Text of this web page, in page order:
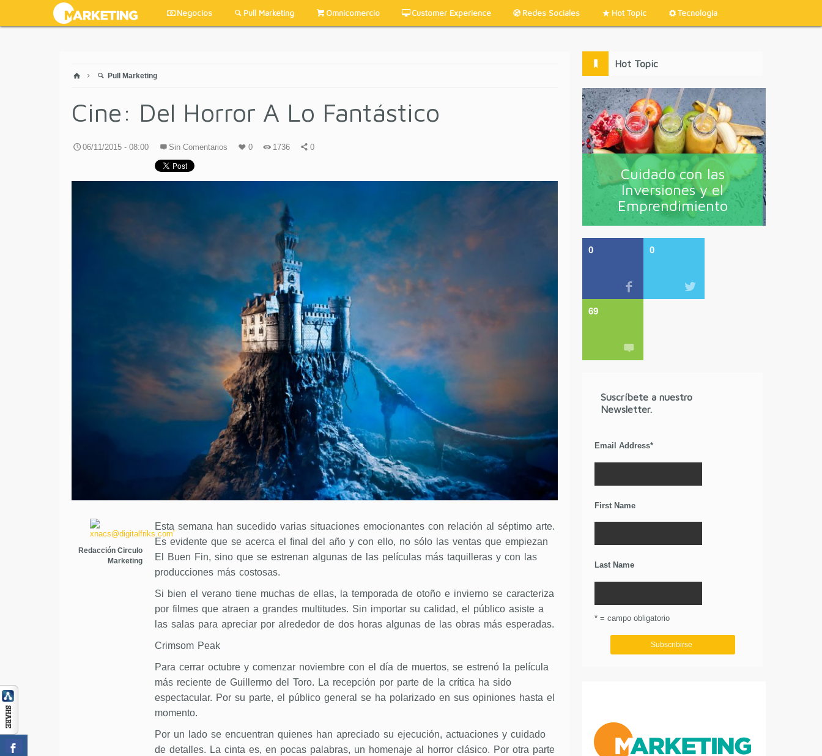
Negocios Pull Marketing Omnicomercio Customer Experience Redes Sociales Hot Topic Tecnología
Pull Marketing
Cine: Del Horror A Lo Fantástico
06/11/2015 - 08:00 Sin Comentarios 0 1736 0
Redacción Circulo
Marketing
Esta semana han sucedido varias situaciones emocionantes con relación al séptimo arte.
Es evidente que se acerca el final del año y con ello, no sólo las ventas que empiezan
El Buen Fin, sino que se estrenan algunas de las películas más taquilleras y con las
producciones más costosas.
Si bien el verano tiene muchas de ellas, la temporada de otoño e invierno se caracteriza
por filmes que atraen a grandes multitudes. Sin importar su calidad, el público asiste a
las salas para apreciar por alrededor de dos horas algunas de las obras más esperadas.
Crimsom Peak
Para cerrar octubre y comenzar noviembre con el día de muertos, se estrenó la película
más reciente de Guillermo del Toro. La recepción por parte de la crítica ha sido
espectacular. Por su parte, el público general se ha polarizado en sus opiniones hasta el
momento.
Por un lado se encuentran quienes han apreciado su ejecución, actuaciones y cuidado
de detalles. La cinta es, en pocas palabras, un homenaje al horror clásico. Por otra parte
Hot Topic
Cuidado con las
Inversiones y el
Emprendimiento
0 0
69
Suscríbete a nuestro
Newsletter.
Email Address*
First Name
Last Name
* = campo obligatorio